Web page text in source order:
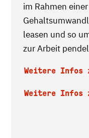
im Rahmen
leasen und so
zur Arbeit
Weitere Infos
Weitere Infos